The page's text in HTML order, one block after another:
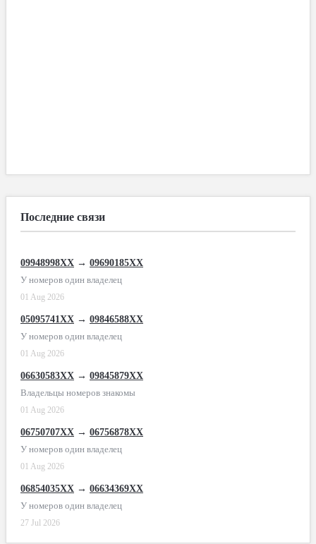
Последние связи
09948998XX → 09690185XX
У номеров один владелец
01 Aug 2026
05095741XX → 09846588XX
У номеров один владелец
01 Aug 2026
06630583XX → 09845879XX
Владельцы номеров знакомы
01 Aug 2026
06750707XX → 06756878XX
У номеров один владелец
01 Aug 2026
06854035XX → 06634369XX
У номеров один владелец
27 Jul 2026